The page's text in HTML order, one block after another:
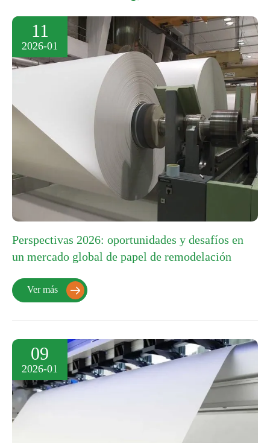
11
2026-01
Perspectivas 2026: oportunidades y desafíos en
un mercado global de papel de remodelación
Ver más 
09
2026-01